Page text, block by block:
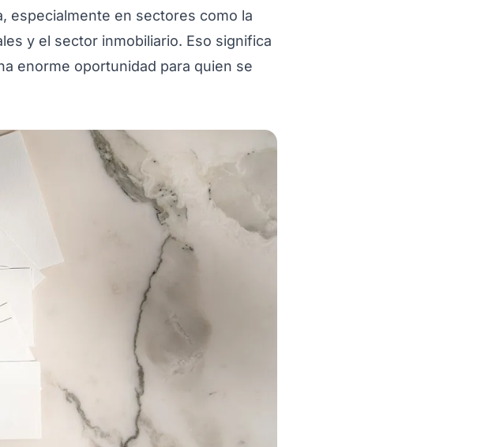
especialmente en sectores como la
y el sector inmobiliario. Eso significa
enorme oportunidad para quien se